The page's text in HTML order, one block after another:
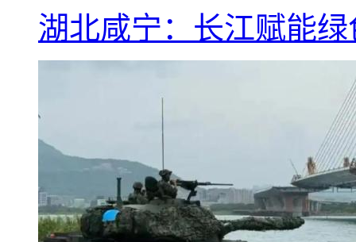
湖北咸宁：长江赋能